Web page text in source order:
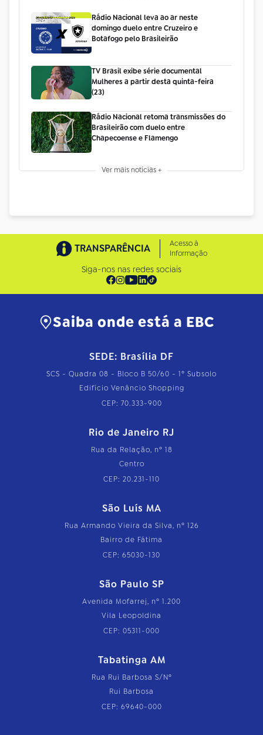
Rádio Nacional leva ao ar neste
domingo duelo entre Cruzeiro e
Botafogo pelo Brasileirão
TV Brasil exibe série documental
Mulheres a partir desta quinta-feira
(23)
Rádio Nacional retoma transmissões do
Brasileirão com duelo entre
Chapecoense e Flamengo
Ver mais notícias +
TRANSPARÊNCIA
Acesso à
Informação
Siga-nos nas redes sociais
Saiba onde está a EBC
SEDE: Brasília DF
SCS - Quadra 08 - Bloco B 50/60 - 1º Subsolo
Edifício Venâncio Shopping
CEP: 70.333-900
Rio de Janeiro RJ
Rua da Relação, nº 18
Centro
CEP: 20.231-110
São Luís MA
Rua Armando Vieira da Silva, nº 126
Bairro de Fátima
CEP: 65030-130
São Paulo SP
Avenida Mofarrej, nº 1.200
Vila Leopoldina
CEP: 05311-000
Tabatinga AM
Rua Rui Barbosa S/Nº
Rui Barbosa
CEP: 69640-000